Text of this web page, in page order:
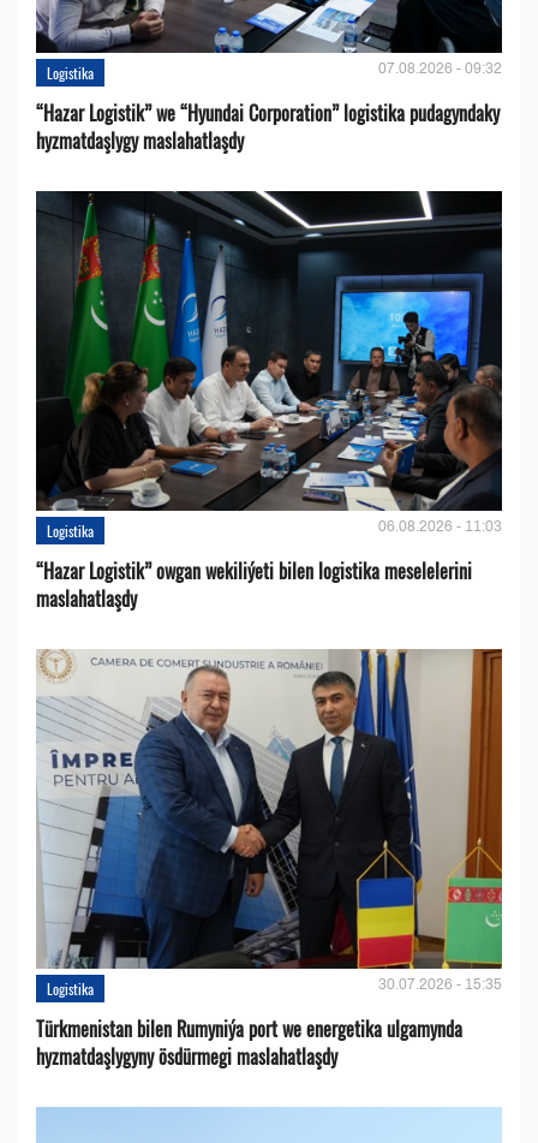
Logistika 07.08.2026 - 09:32
“Hazar Logistik” we “Hyundai Corporation” logistika pudagyndaky
hyzmatdaşlygy maslahatlaşdy
Logistika 06.08.2026 - 11:03
“Hazar Logistik” owgan wekiliýeti bilen logistika meselelerini
maslahatlaşdy
Logistika 30.07.2026 - 15:35
Türkmenistan bilen Rumyniýa port we energetika ulgamynda
hyzmatdaşlygyny ösdürmegi maslahatlaşdy